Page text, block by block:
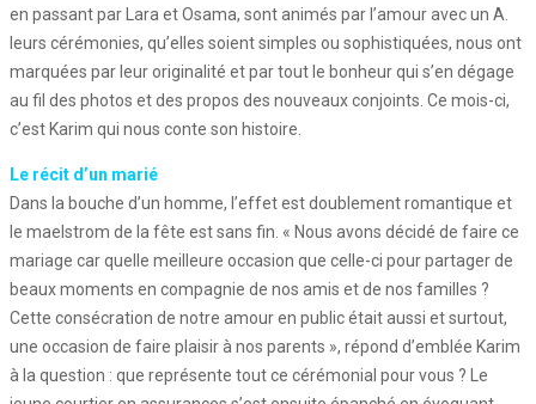
en passant par Lara et Osama, sont animés par l’amour avec un A.
leurs cérémonies, qu’elles soient simples ou sophistiquées, nous ont
marquées par leur originalité et par tout le bonheur qui s’en dégage
au fil des photos et des propos des nouveaux conjoints. Ce mois-ci,
c’est Karim qui nous conte son histoire.
Le récit d’un marié
Dans la bouche d’un homme, l’effet est doublement romantique et
le maelstrom de la fête est sans fin. « Nous avons décidé de faire ce
mariage car quelle meilleure occasion que celle-ci pour partager de
beaux moments en compagnie de nos amis et de nos familles ?
Cette consécration de notre amour en public était aussi et surtout,
une occasion de faire plaisir à nos parents », répond d’emblée Karim
à la question : que représente tout ce cérémonial pour vous ? Le